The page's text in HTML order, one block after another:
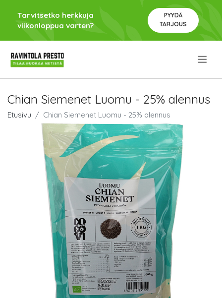
Tarvitsetko herkkuja
viikonloppua varten?
PYYDÄ
TARJOUS
Chian Siemenet Luomu - 25% alennus
Etusivu Chian Siemenet Luomu - 25% alennus